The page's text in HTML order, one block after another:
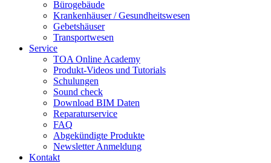
Bürogebäude
Krankenhäuser / Gesundheitswesen
Gebetshäuser
Transportwesen
Service
TOA Online Academy
Produkt-Videos und Tutorials
Schulungen
Sound check
Download BIM Daten
Reparaturservice
FAQ
Abgekündigte Produkte
Newsletter Anmeldung
Kontakt